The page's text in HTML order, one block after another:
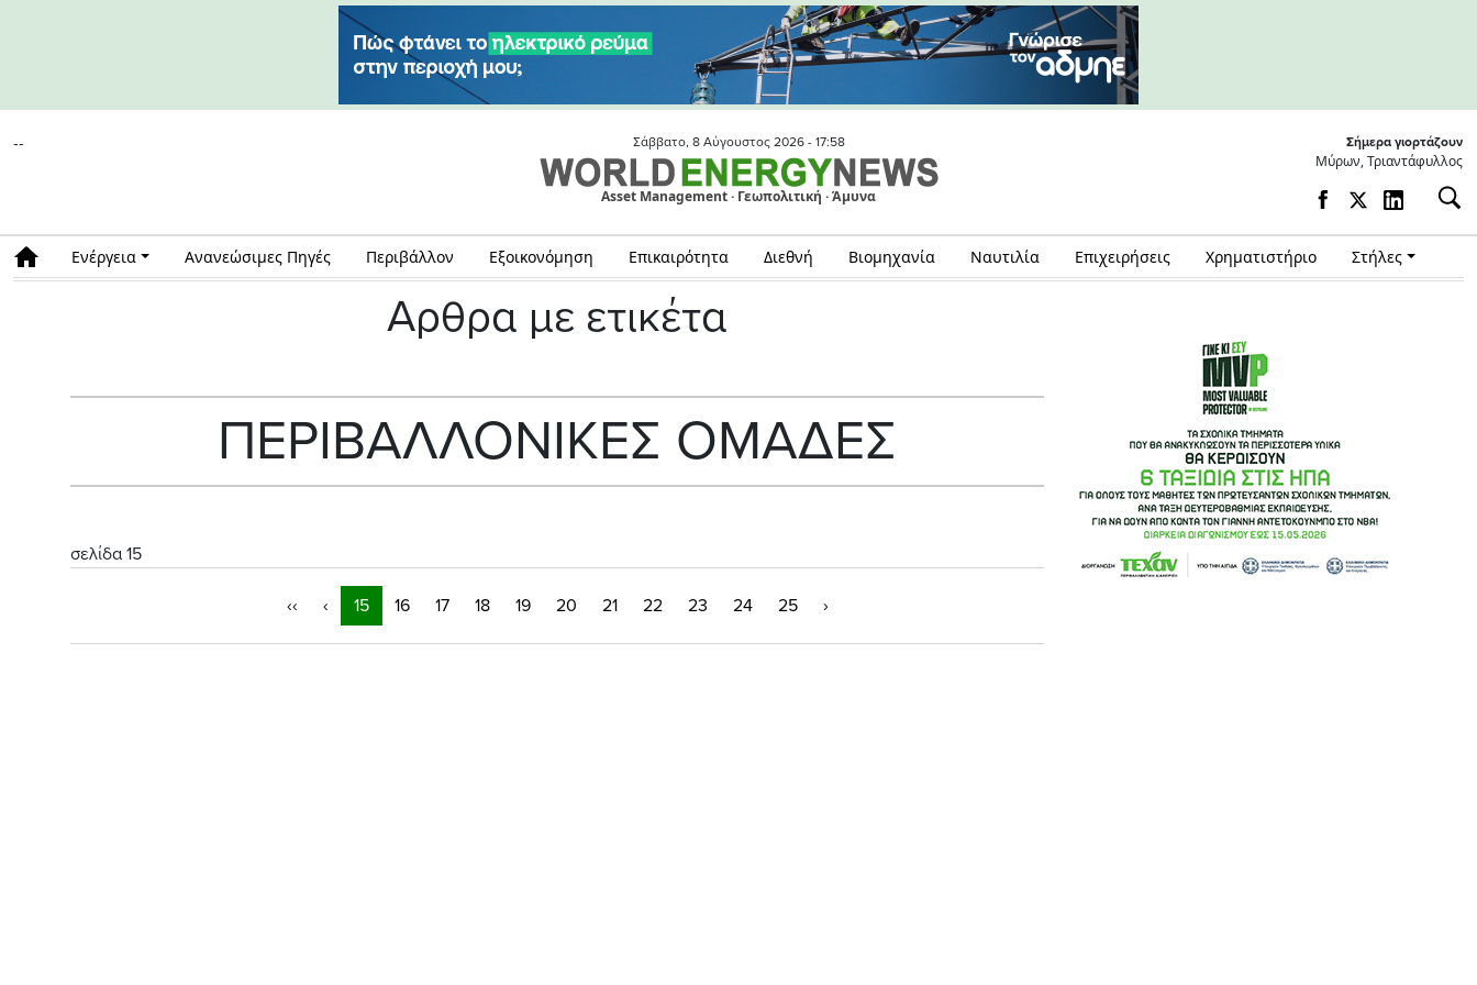
-- Σάββατο, 8 Αύγουστος 2026 - 17:58
Asset Management · Γεωπολιτική · Άμυνα
Σήμερα γιορτάζουν
Μύρων, Τριαντάφυλλος
Ενέργεια Ανανεώσιμες Πηγές Περιβάλλον Εξοικονόμηση Επικαιρότητα Διεθνή Βιομηχανία Ναυτιλία Επιχειρήσεις Χρηματιστήριο Στήλες
Αρθρα με ετικέτα
ΠΕΡΙΒΑΛΛΟΝΙΚΕΣ ΟΜΑΔΕΣ
σελίδα 15
‹‹ ‹ 15 16 17 18 19 20 21 22 23 24 25 ›